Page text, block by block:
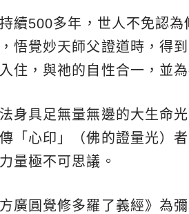
續500多年，世人不免認為
悟覺妙天師父證道時，得
住，與祂的自性合一，並
身具足無量無邊的大生命
「心印」（佛的證量光）
量極不可思議。
廣圓覺修多羅了義經》為